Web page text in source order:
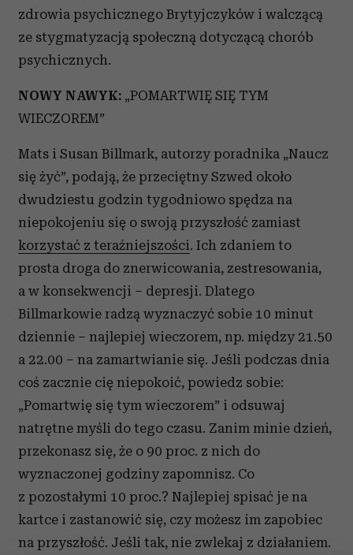
zdrowia psychicznego Brytyjczyków i walczącą
ze stygmatyzacją społeczną dotyczącą chorób
psychicznych.
NOWY NAWYK: „POMARTWIĘ SIĘ TYM
WIECZOREM”
Mats i Susan Billmark, autorzy poradnika „Naucz
się żyć”, podają, że przeciętny Szwed około
dwudziestu godzin tygodniowo spędza na
niepokojeniu się o swoją przyszłość zamiast
korzystać z teraźniejszości. Ich zdaniem to
prosta droga do znerwicowania, zestresowania,
a w konsekwencji – depresji. Dlatego
Billmarkowie radzą wyznaczyć sobie 10 minut
dziennie – najlepiej wieczorem, np. między 21.50
a 22.00 – na zamartwianie się. Jeśli podczas dnia
coś zacznie cię niepokoić, powiedz sobie:
„Pomartwię się tym wieczorem” i odsuwaj
natrętne myśli do tego czasu. Zanim minie dzień,
przekonasz się, że o 90 proc. z nich do
wyznaczonej godziny zapomnisz. Co
z pozostałymi 10 proc.? Najlepiej spisać je na
kartce i zastanowić się, czy możesz im zapobiec
na przyszłość. Jeśli tak, nie zwlekaj z działaniem.